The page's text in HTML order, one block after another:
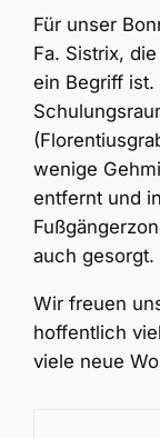
Für unser
Fa. Sistrix,
ein Begriff
wenige
entfernt und
auch gesorgt.
Wir freuen
hoffentlich
viele neue